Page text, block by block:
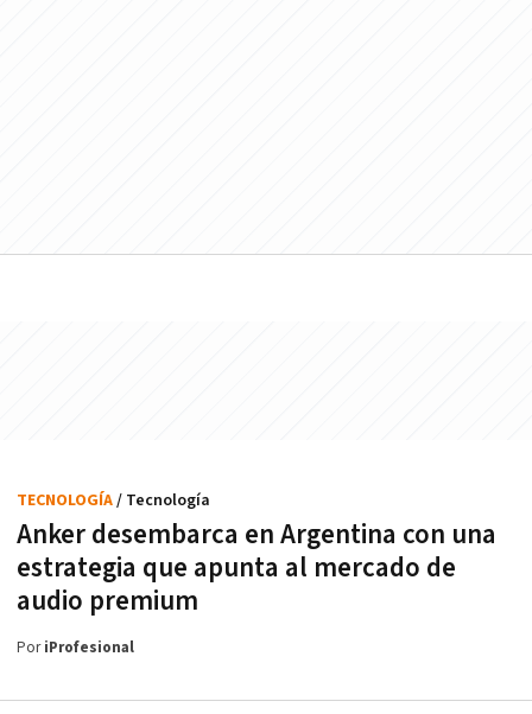
Anker desembarca en Argentina con una
estrategia que apunta al mercado de
audio premium
TECNOLOGÍA/ Tecnología
PoriProfesional